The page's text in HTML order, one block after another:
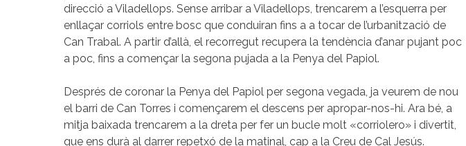
direcció a Viladellops. Sense arribar a Viladellops, trencarem a l’esquerra per
enllaçar corriols entre bosc que conduiran fins a a tocar de l’urbanització de
Can Trabal. A partir d’allà, el recorregut recupera la tendència d’anar pujant poc
a poc, fins a començar la segona pujada a la Penya del Papiol.
Després de coronar la Penya del Papiol per segona vegada, ja veurem de nou
el barri de Can Torres i començarem el descens per apropar-nos-hi. Ara bé, a
mitja baixada trencarem a la dreta per fer un bucle molt «corriolero» i divertit,
que ens durà al darrer repetxó de la matinal, cap a la Creu de Cal Jesús.